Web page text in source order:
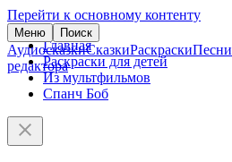
Перейти к основному контенту
Меню Поиск
АудиосказкиСказкиРаскраскиПесни
редактора
Главная
Раскраски для детей
Из мультфильмов
Спанч Боб